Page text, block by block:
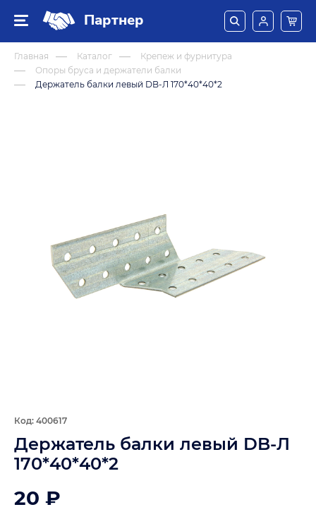
Партнер
Главная Каталог
Крепеж и фурнитура
Опоры бруса и держатели балки
Держатель балки левый DB-Л 170*40*40*2
Код: 400617
Держатель балки левый DB-Л
170*40*40*2
20 ₽